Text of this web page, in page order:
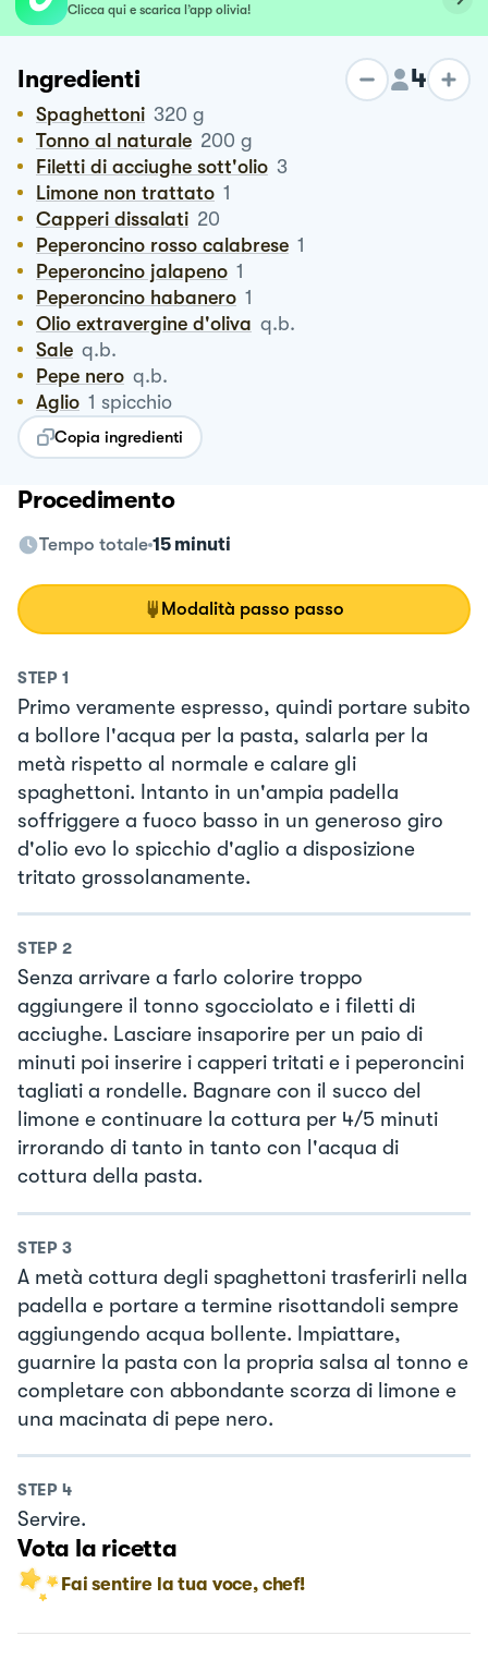
Clicca qui e scarica l’app olivia!
Ingredienti 4
Spaghettoni 320 g
Tonno al naturale 200 g
Filetti di acciughe sott'olio 3
Limone non trattato 1
Capperi dissalati 20
Peperoncino rosso calabrese 1
Peperoncino jalapeno 1
Peperoncino habanero 1
Olio extravergine d'oliva q.b.
Sale q.b.
Pepe nero q.b.
Aglio 1 spicchio
Copia ingredienti
Procedimento
Tempo totale 15 minuti
Modalità passo passo
STEP 1
Primo veramente espresso, quindi portare subito
a bollore l'acqua per la pasta, salarla per la
metà rispetto al normale e calare gli
spaghettoni. Intanto in un'ampia padella
soffriggere a fuoco basso in un generoso giro
d'olio evo lo spicchio d'aglio a disposizione
tritato grossolanamente.
STEP 2
Senza arrivare a farlo colorire troppo
aggiungere il tonno sgocciolato e i filetti di
acciughe. Lasciare insaporire per un paio di
minuti poi inserire i capperi tritati e i peperoncini
tagliati a rondelle. Bagnare con il succo del
limone e continuare la cottura per 4/5 minuti
irrorando di tanto in tanto con l'acqua di
cottura della pasta.
STEP 3
A metà cottura degli spaghettoni trasferirli nella
padella e portare a termine risottandoli sempre
aggiungendo acqua bollente. Impiattare,
guarnire la pasta con la propria salsa al tonno e
completare con abbondante scorza di limone e
una macinata di pepe nero.
STEP 4
Servire.
Vota la ricetta
Fai sentire la tua voce, chef!